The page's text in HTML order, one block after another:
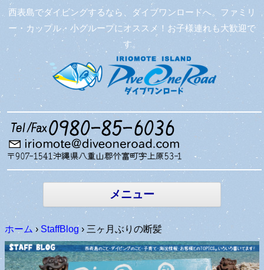
西表島でダイビングするなら、ダイブワンロードへ。ファミリ
ー・カップル・小グループにオススメ！お子様連れも大歓迎で
す。
メニュー
コンテン
ホーム › StaffBlog › 三ヶ月ぶりの断髪